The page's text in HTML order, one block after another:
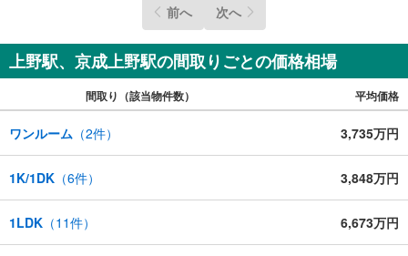
前へ 次へ
上野駅、京成上野駅の間取りごとの価格相場
間取り（該当物件数） 平均価格
ワンルーム （2件） 3,735万円
1K/1DK （6件） 3,848万円
1LDK （11件） 6,673万円